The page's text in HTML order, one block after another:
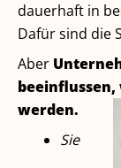
dauerhaft in
Dafür sind die
Aber
werden.
Sie